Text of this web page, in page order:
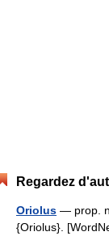
Regardez
Oriolus — prop.
{Oriolus}.